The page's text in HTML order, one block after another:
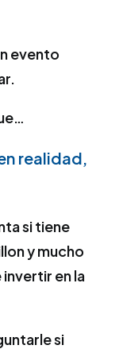
evento
realidad,
si tiene
y mucho
en la
si